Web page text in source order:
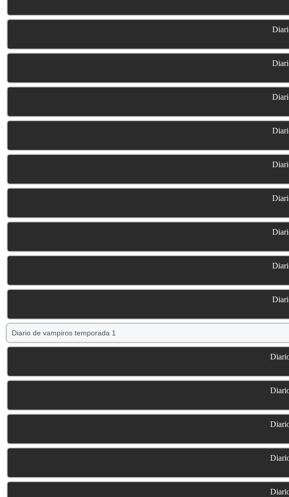
Diario de vampiros temporada 1